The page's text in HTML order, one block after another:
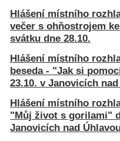
Hlášení místního
večer s ohňostrojem
svátku dne 28.10.
Hlášení místního
beseda - "Jak si
23.10. v Janovicích
Hlášení místního
"Můj život s gorilami"
Janovicích nad